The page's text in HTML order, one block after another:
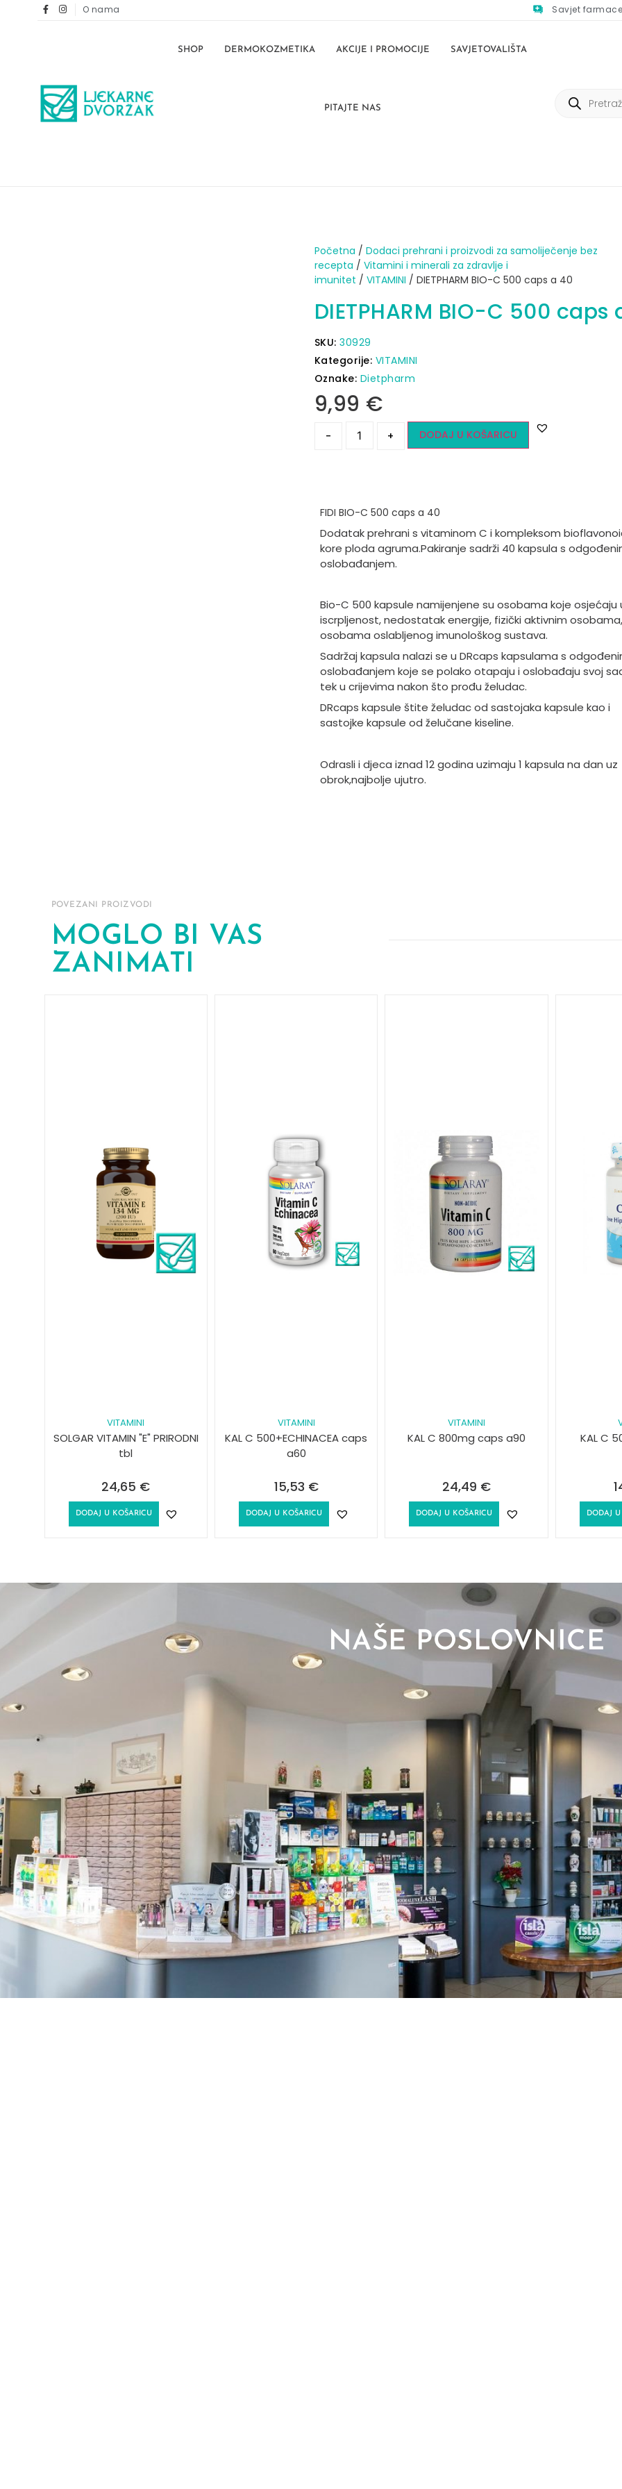
O nama Savjet
SHOP DERMOKOZMETIKA AKCIJE I PROMOCIJE SAVJETOVALIŠTA
PITAJTE NAS
Početna / Dodaci prehrani i proizvodi za samoliječenje bez
recepta / Vitamini i minerali za zdravlje i
imunitet / VITAMINI / DIETPHARM BIO-C 500 caps a 40
DIETPHARM BIO-C 500 caps
SKU: 30929
Kategorije: VITAMINI
Oznake: Dietpharm
9,99 €
- + DODAJ U KOŠARICU
FIDI BIO-C 500 caps a 40
Dodatak prehrani s vitaminom C i kompleksom
kore ploda agruma.Pakiranje sadrži 40 kapsula s
oslobađanjem.
Bio-C 500 kapsule namijenjene su osobama koje osjećaju
iscrpljenost, nedostatak energije, fizički aktivnim osobama,
osobama oslabljenog imunološkog sustava.
Sadržaj kapsula nalazi se u DRcaps kapsulama s
oslobađanjem koje se polako otapaju i oslobađaju svoj
tek u crijevima nakon što prođu želudac.
DRcaps kapsule štite želudac od sastojaka kapsule kao i
sastojke kapsule od želučane kiseline.
Odrasli i djeca iznad 12 godina uzimaju 1 kapsula na dan uz
obrok,najbolje ujutro.
POVEZANI PROIZVODI
MOGLO BI VAS
ZANIMATI
VITAMINI
SOLGAR VITAMIN "E" PRIRODNI
tbl
24,65 €
DODAJ U KOŠARICU
VITAMINI
KAL C 500+ECHINACEA caps
a60
15,53 €
DODAJ U KOŠARICU
VITAMINI
KAL C 800mg caps a90
24,49 €
DODAJ U KOŠARICU
KAL C
DODAJ
NAŠE POSLOVNICE